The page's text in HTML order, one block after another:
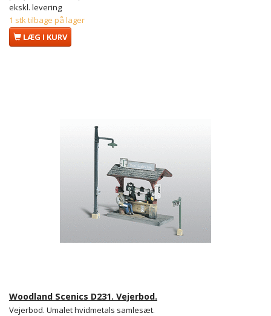
ekskl. levering
1 stk tilbage på lager
LÆG I KURV
Woodland Scenics D231. Vejerbod.
Vejerbod. Umalet hvidmetals samlesæt.